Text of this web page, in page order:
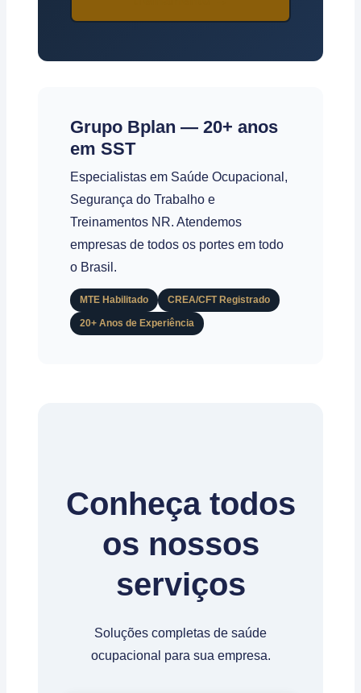
Grupo Bplan — 20+ anos
em SST
Especialistas em Saúde Ocupacional,
Segurança do Trabalho e
Treinamentos NR. Atendemos
empresas de todos os portes em todo
o Brasil.
MTE Habilitado CREA/CFT Registrado
20+ Anos de Experiência
Conheça todos
os nossos
serviços
Soluções completas de saúde
ocupacional para sua empresa.